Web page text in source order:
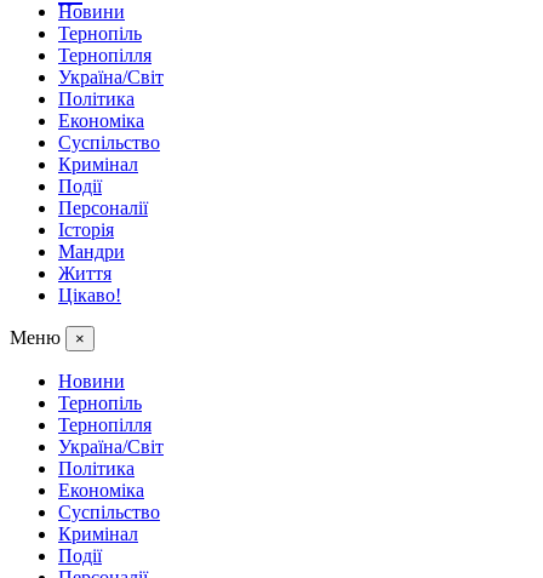
Новини
Тернопіль
Тернопілля
Україна/Світ
Політика
Економіка
Суспільство
Кримінал
Події
Персоналії
Історія
Мандри
Життя
Цікаво!
Меню ×
Новини
Тернопіль
Тернопілля
Україна/Світ
Політика
Економіка
Суспільство
Кримінал
Події